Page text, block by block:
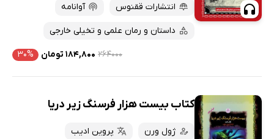
انتشارات ققنوس
آوانامه
داستان و رمان علمی و تخیلی خارجی
۲۶۴۰۰۰ ۱۸۴,۸۰۰ تومان ۳۰%
کتاب بیست هزار فرسنگ زیر دریا
ژول ورن
پروین ادیب